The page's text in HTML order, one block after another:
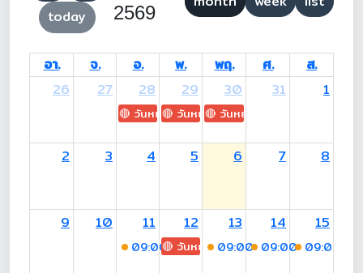
today
2569
อา. จ. อ. พ. พฤ. ศ.
ส.
26
27 28
🔴 วันหยุด: H.M. King Maha Vajiralongkorn's
29
🔴 วันหยุด: Asanha Bucha Day
30
🔴 วันหยุด: Buddhist Lent
31 1
2 3 4 5 6 7 8
9 10 11
09:00-19:00 (Asst.Prof.Dr.Songsak
12
🔴 วันหยุด: H.M. Queen Sirikit The
13
09:00-19:00
14
09:00-19:00
15
09:00